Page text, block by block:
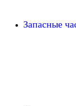
Запасные